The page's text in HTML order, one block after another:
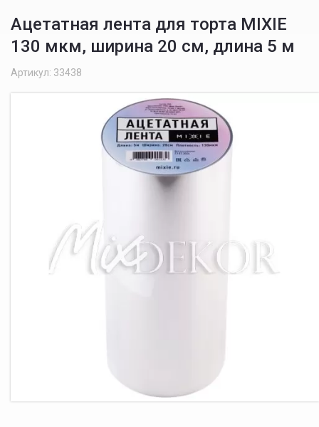
Ацетатная лента для торта MIXIE
130 мкм, ширина 20 см, длина 5 м
Артикул: 33438